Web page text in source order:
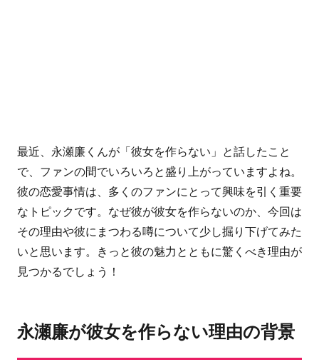
最近、永瀬廉くんが「彼女を作らない」と話したこと
で、ファンの間でいろいろと盛り上がっていますよね。
彼の恋愛事情は、多くのファンにとって興味を引く重要
なトピックです。なぜ彼が彼女を作らないのか、今回は
その理由や彼にまつわる噂について少し掘り下げてみた
いと思います。きっと彼の魅力とともに驚くべき理由が
見つかるでしょう！
永瀬廉が彼女を作らない理由の背景